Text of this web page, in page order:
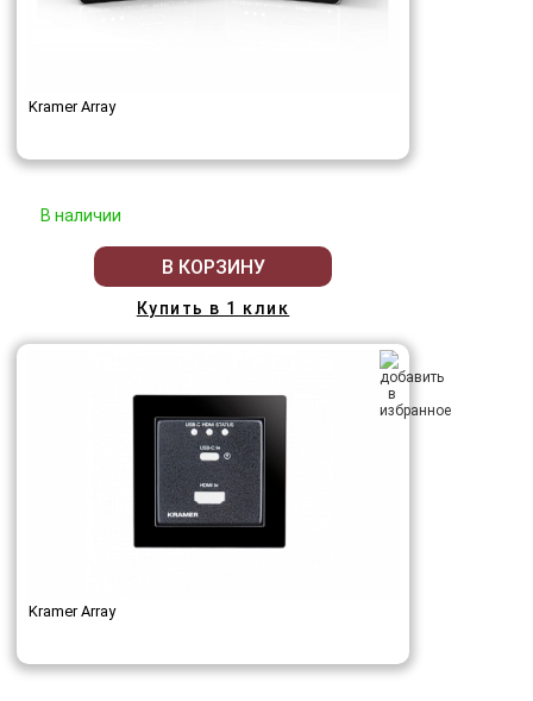
Kramer Array
В наличии
В КОРЗИНУ
Купить в 1 клик
Kramer Array